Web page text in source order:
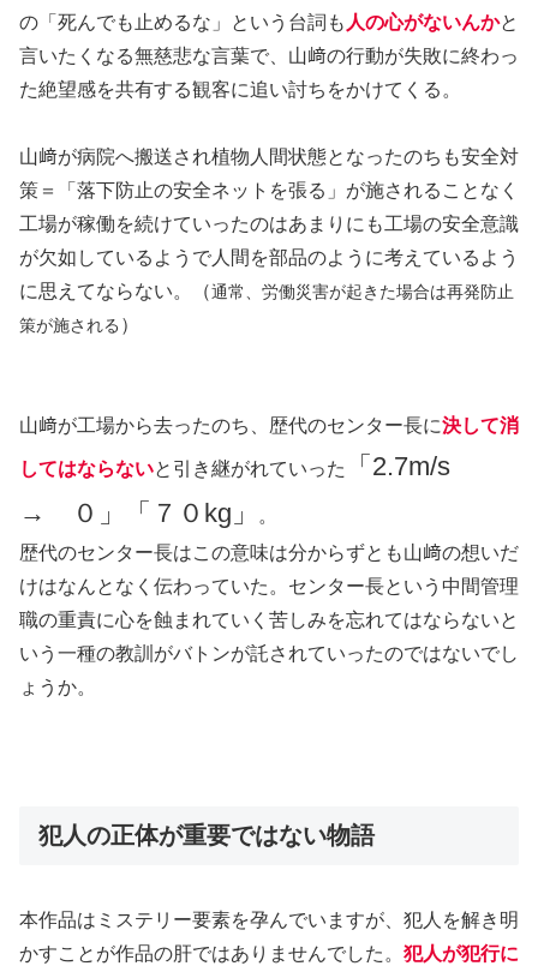
の「死んでも止めるな」という台詞も 人の心がないんかと
言いたくなる無慈悲な言葉で、山﨑の行動が失敗に終わっ
た絶望感を共有する観客に追い討ちをかけてくる。
山﨑が病院へ搬送され植物人間状態となったのちも安全対
策＝「落下防止の安全ネットを張る」が施されることなく
工場が稼働を続けていったのはあまりにも工場の安全意識
が欠如しているようで人間を部品のように考えているよう
に思えてならない。（通常、労働災害が起きた場合は再発防止
策が施される ）
山﨑が工場から去ったのち、歴代のセンター長に決して消
してはならないと引き継がれていった
「2.7m/s
→ ０」「７０kg」
。
歴代のセンター長はこの意味は分からずとも山﨑の想いだ
けはなんとなく伝わっていた。センター長という中間管理
職の重責に心を蝕まれていく苦しみを忘れてはならないと
いう一種の教訓がバトンが託されていったのではないでし
ょうか。
犯人の正体が重要ではない物語
本作品はミステリー要素を孕んでいますが、犯人を解き明
かすことが作品の肝ではありませんでした。 犯人が犯行に